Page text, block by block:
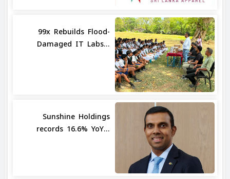
99x Rebuilds Flood-
Damaged IT Labs...
Sunshine Holdings
records 16.6% YoY...